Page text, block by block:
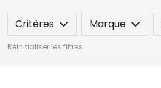
Critères Marque
Réinitialiser les filtres